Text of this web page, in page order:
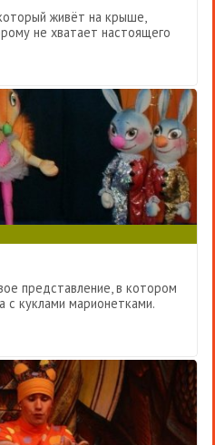
живёт на крыше,
не хватает настоящего
представление, в котором
с куклами марионетками.